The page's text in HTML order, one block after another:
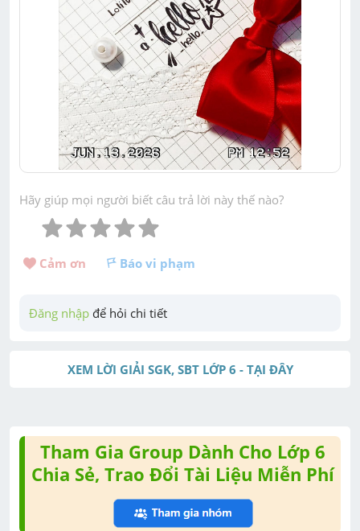
Hãy giúp mọi người biết câu trả lời này thế nào?
Cảm ơn Báo vi phạm
Đăng nhập để hỏi chi tiết
XEM LỜI GIẢI SGK, SBT LỚP 6 - TẠI ĐÂY
Tham Gia Group Dành Cho Lớp 6
Chia Sẻ, Trao Đổi Tài Liệu Miễn Phí